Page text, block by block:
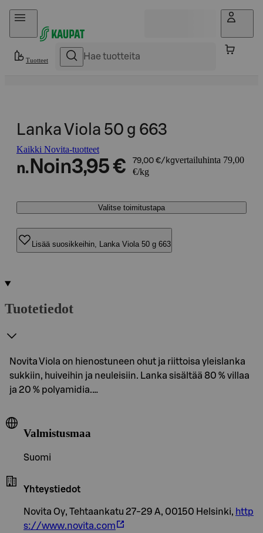
Hyppää sisältöön
Tuotteet
Lanka Viola 50 g 663
Kaikki Novita-tuotteet
n. Noin3,95 € 79,00 €/kgvertailuhinta 79,00
€/kg
Valitse toimitustapa
Lisää suosikkeihin, Lanka Viola 50 g 663
Tuotetiedot
Novita Viola on hienostuneen ohut ja riittoisa yleislanka
sukkiin, huiveihin ja neuleisiin. Lanka sisältää 80 % villaa
ja 20 % polyamidia.…
Valmistusmaa
Suomi
Yhteystiedot
Novita Oy, Tehtaankatu 27-29 A, 00150 Helsinki, http
s://www.novita.com